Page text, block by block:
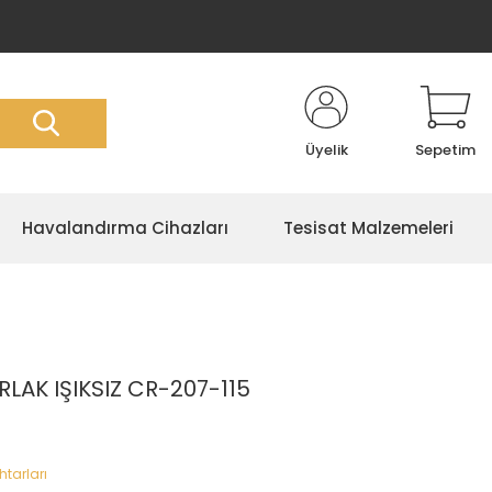
Üyelik Sepetim
Havalandırma Cihazları Tesisat Malzemeleri
IŞIKSIZ CR-207-115